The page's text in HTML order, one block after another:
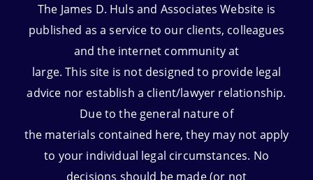
The James D. Huls and Associates Website is
published as a service to our clients, colleagues
and the internet community at
large. This site is not designed to provide legal
advice nor establish a client/lawyer relationship.
Due to the general nature of
the materials contained here, they may not apply
to your individual legal circumstances. No
decisions should be made (or not